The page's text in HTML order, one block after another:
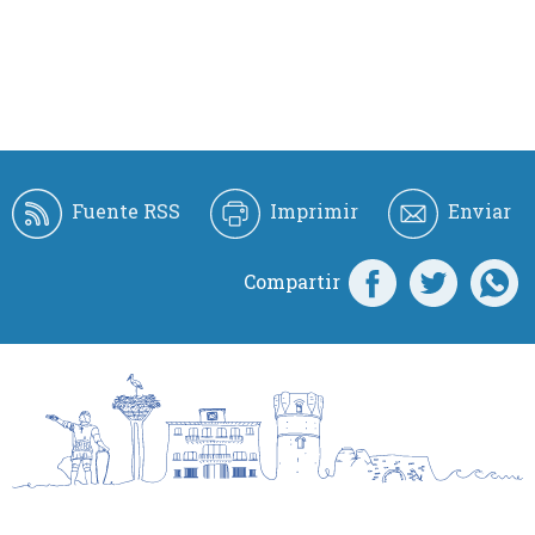
Fuente RSS Imprimir Enviar
Compartir